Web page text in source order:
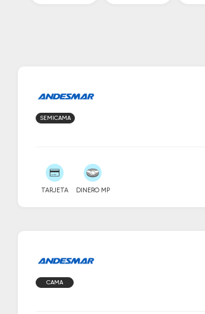
SEMICAMA
TARJETA DINERO MP
CAMA